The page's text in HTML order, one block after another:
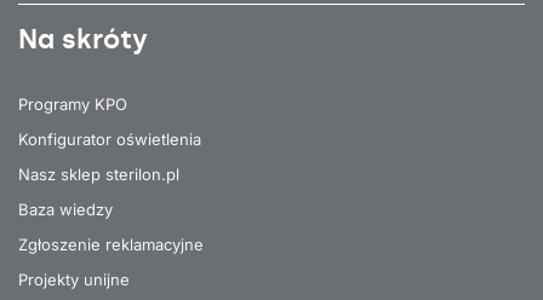
Na skróty
Programy KPO
Konfigurator oświetlenia
Nasz sklep sterilon.pl
Baza wiedzy
Zgłoszenie reklamacyjne
Projekty unijne